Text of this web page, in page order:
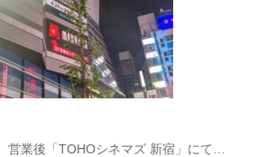
営業後「TOHOシネマズ 新宿」にて…